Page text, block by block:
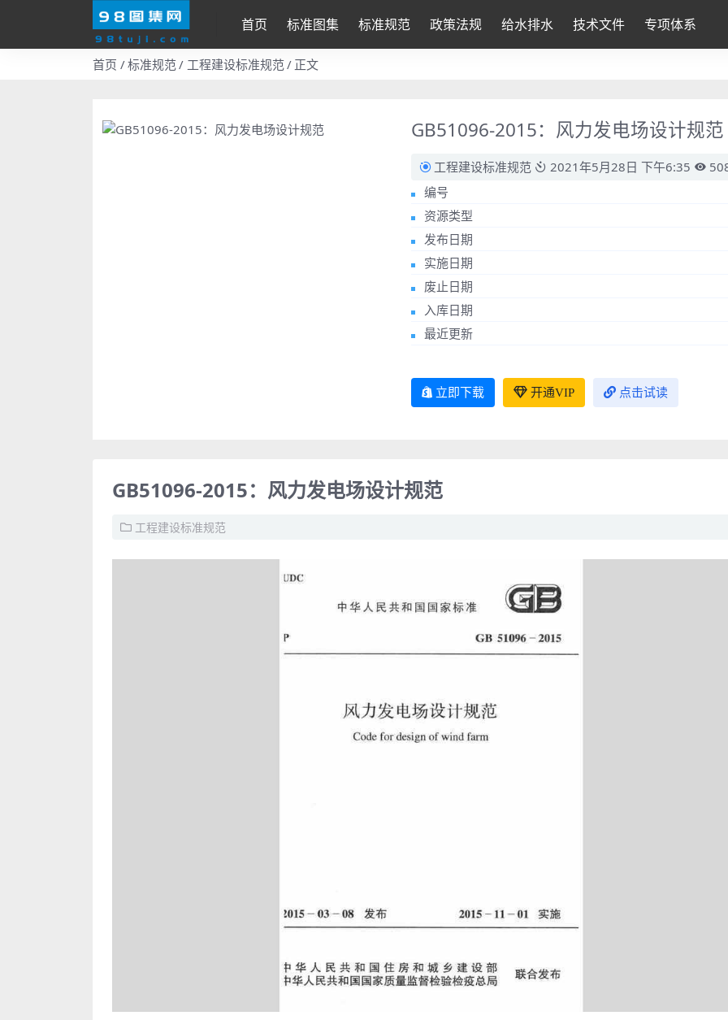
首页 标准图集 标准规范 政策法规 给水排水 技术文件 专项体系
首页 标准规范 工程建设标准规范 正文
GB51096-2015：风力发电场设计规范
工程建设标准规范 2021年5月28日 下午6:35
编号
资源类型
发布日期
实施日期
废止日期
入库日期
最近更新
立即下载 开通VIP 点击试读
GB51096-2015：风力发电场设计规范
工程建设标准规范